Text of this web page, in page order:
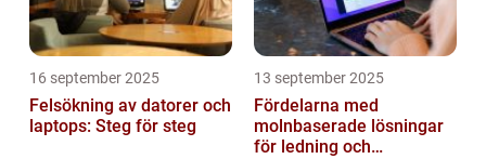
16 september 2025
Felsökning av datorer och
laptops: Steg för steg
13 september 2025
Fördelarna med
molnbaserade lösningar
för ledning och